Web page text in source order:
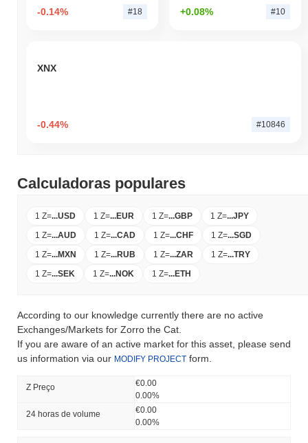
-0.14% #18 +0.08% #10
XNX
-0.44% #10846
Calculadoras populares
1 Z=...USD 1 Z=...EUR 1 Z=...GBP 1 Z=...JPY
1 Z=...AUD 1 Z=...CAD 1 Z=...CHF 1 Z=...SGD
1 Z=...MXN 1 Z=...RUB 1 Z=...ZAR 1 Z=...TRY
1 Z=...SEK 1 Z=...NOK 1 Z=...ETH
According to our knowledge currently there are no active
Exchanges/Markets for Zorro the Cat.
If you are aware of an active market for this asset, please send
us information via our MODIFY PROJECT form.
Z Preço
€0.00
0.00%
24 horas de volume
€0.00
0.00%